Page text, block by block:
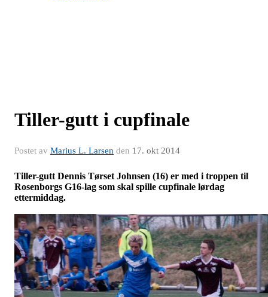
Tiller-gutt i cupfinale
Postet av Marius L. Larsen den 17. okt 2014
Tiller-gutt Dennis Tørset Johnsen (16) er med i troppen til
Rosenborgs G16-lag som skal spille cupfinale lørdag
ettermiddag.